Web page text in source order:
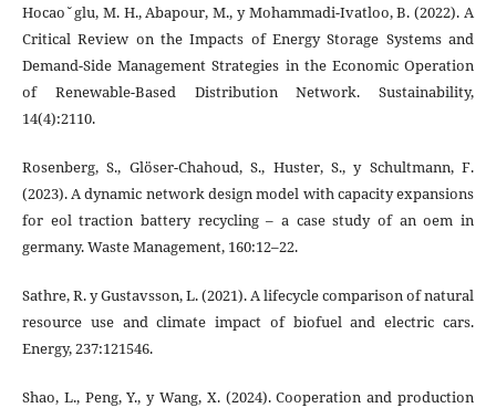
Hocao˘glu, M. H., Abapour, M., y Mohammadi-Ivatloo, B. (2022). A
Critical Review on the Impacts of Energy Storage Systems and
Demand-Side Management Strategies in the Economic Operation
of Renewable-Based Distribution Network. Sustainability,
14(4):2110.
Rosenberg, S., Glöser-Chahoud, S., Huster, S., y Schultmann, F.
(2023). A dynamic network design model with capacity expansions
for eol traction battery recycling – a case study of an oem in
germany. Waste Management, 160:12–22.
Sathre, R. y Gustavsson, L. (2021). A lifecycle comparison of natural
resource use and climate impact of biofuel and electric cars.
Energy, 237:121546.
Shao, L., Peng, Y., y Wang, X. (2024). Cooperation and production